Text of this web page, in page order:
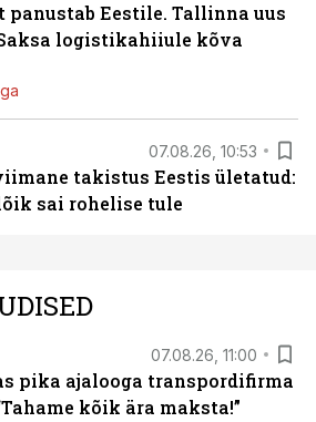
panustab Eestile. Tallinna uus
logistikahiiule kõva
07.08.26, 10:53
takistus Eestis ületatud:
sai rohelise tule
07.08.26, 11:00
pika ajalooga transpordifirma
kõik ära maksta!”